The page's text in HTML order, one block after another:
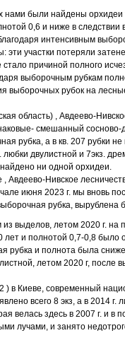
были найдены орхидеи
0,6 и ниже в
интенсивным
участки потеряли
причиной полного
выборочным рубкам
рубок на
область) , Авдеево-
смешанный
рубка, а в кв. 207 рубки
двулистной и 7экз.
ни одной орхидеи.
Авдеево-Нивское
июня 2023 г. мы вновь
рубка, вырублена
выделов, летом 2020 г.
и полнотой 0,7-0,8 было
рубка и полнота была
летом 2020 г, после
) в Киеве, современный
всего 8 экз, а в 2014 г.
велась здесь в 2007 г. и в
лучами, и занято